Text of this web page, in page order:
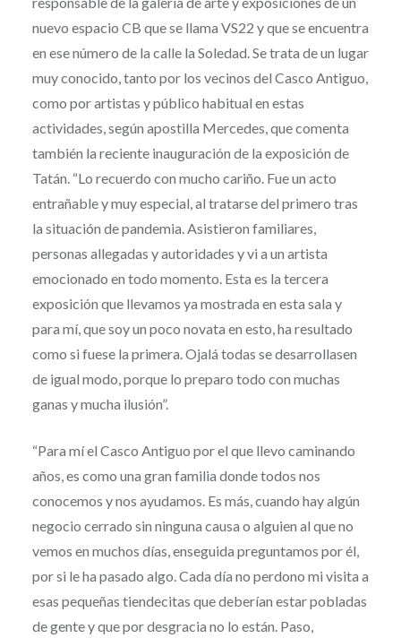
nuevo espacio CB que se llama VS22 y que se encuentra
en ese número de la calle la Soledad. Se trata de un lugar
muy conocido, tanto por los vecinos del Casco Antiguo,
como por artistas y público habitual en estas
actividades, según apostilla Mercedes, que comenta
también la reciente inauguración de la exposición de
Tatán. “Lo recuerdo con mucho cariño. Fue un acto
entrañable y muy especial, al tratarse del primero tras
la situación de pandemia. Asistieron familiares,
personas allegadas y autoridades y vi a un artista
emocionado en todo momento. Esta es la tercera
exposición que llevamos ya mostrada en esta sala y
para mí, que soy un poco novata en esto, ha resultado
como si fuese la primera. Ojalá todas se desarrollasen
de igual modo, porque lo preparo todo con muchas
ganas y mucha ilusión”.
“Para mí el Casco Antiguo por el que llevo caminando
años, es como una gran familia donde todos nos
conocemos y nos ayudamos. Es más, cuando hay algún
negocio cerrado sin ninguna causa o alguien al que no
vemos en muchos días, enseguida preguntamos por él,
por si le ha pasado algo. Cada día no perdono mi visita a
esas pequeñas tiendecitas que deberían estar pobladas
de gente y que por desgracia no lo están. Paso,